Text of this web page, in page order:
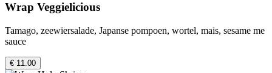
Wrap Veggielicious
Tamago, zeewiersalade, Japanse pompoen, wortel, mais, sesame me
sauce
€ 11.00